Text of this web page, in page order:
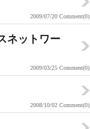
2009/07/20 Comment(0)
ネットワー
2009/03/25 Comment(0)
2008/10/02 Comment(0)